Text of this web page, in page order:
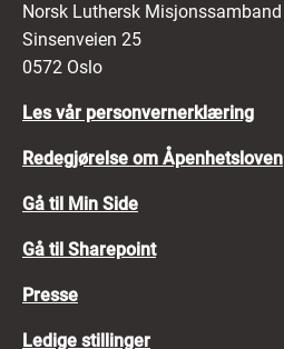
Norsk Luthersk Misjonssamband
Sinsenveien 25
0572 Oslo
Les vår personvernerklæring
Redegjørelse om Åpenhetsloven
Gå til Min Side
Gå til Sharepoint
Presse
Ledige stillinger